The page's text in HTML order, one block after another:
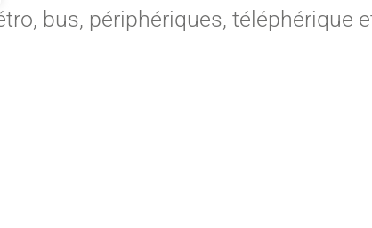
bus, périphériques, téléphérique